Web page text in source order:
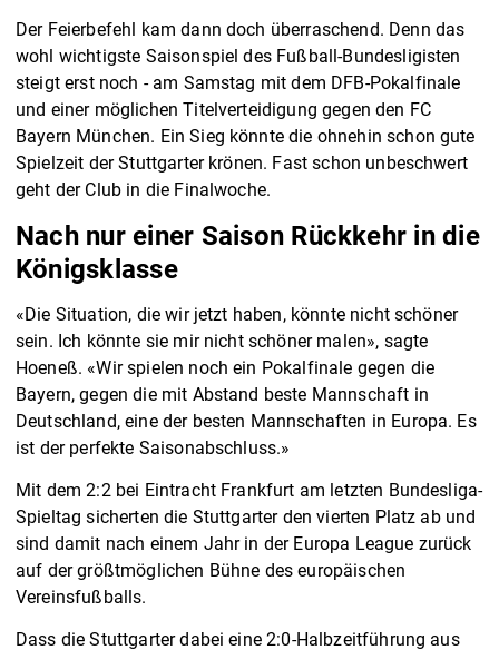
Der Feierbefehl kam dann doch überraschend. Denn das
wohl wichtigste Saisonspiel des Fußball-Bundesligisten
steigt erst noch - am Samstag mit dem DFB-Pokalfinale
und einer möglichen Titelverteidigung gegen den FC
Bayern München. Ein Sieg könnte die ohnehin schon gute
Spielzeit der Stuttgarter krönen. Fast schon unbeschwert
geht der Club in die Finalwoche.
Nach nur einer Saison Rückkehr in die
Königsklasse
«Die Situation, die wir jetzt haben, könnte nicht schöner
sein. Ich könnte sie mir nicht schöner malen», sagte
Hoeneß. «Wir spielen noch ein Pokalfinale gegen die
Bayern, gegen die mit Abstand beste Mannschaft in
Deutschland, eine der besten Mannschaften in Europa. Es
ist der perfekte Saisonabschluss.»
Mit dem 2:2 bei Eintracht Frankfurt am letzten Bundesliga-
Spieltag sicherten die Stuttgarter den vierten Platz ab und
sind damit nach einem Jahr in der Europa League zurück
auf der größtmöglichen Bühne des europäischen
Vereinsfußballs.
Dass die Stuttgarter dabei eine 2:0-Halbzeitführung aus